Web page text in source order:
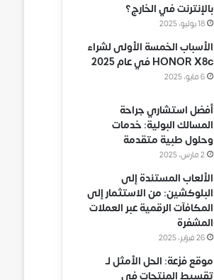
بالإنترنت في الخارج؟
18 يوليو، 2025
الأسباب الخمسة الأولى لشراء
HONOR X8c في عام 2025
6 مايو، 2025
أفضل استشاري جراحة
المسالك البولية: خدمات
وحلول طبية متقدمة
2 مارس، 2025
الألعاب المستندة إلى
البلوكشين: من الاستثمار إلى
المكافآت الرقمية عبر العملات
المشفرة
26 فبراير، 2025
موقع فزعة: الحل الأمثل لـ
تقسيط المنتجات في